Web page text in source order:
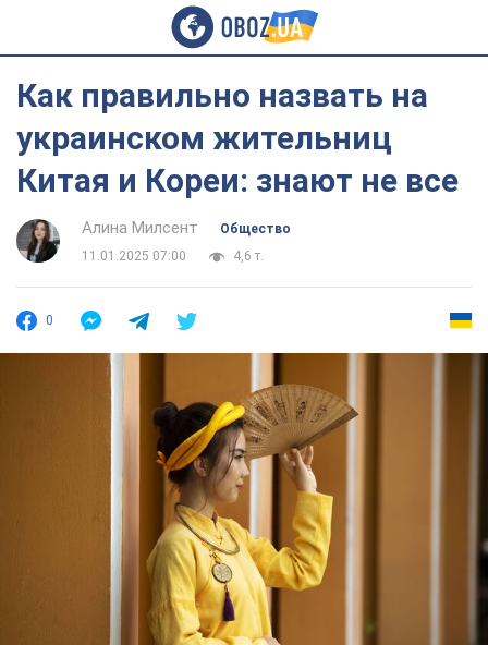
Как правильно назвать на
украинском жительниц
Китая и Кореи: знают не все
Алина Милсент
Общество
11.01.2025 07:00
4,6 т.
0